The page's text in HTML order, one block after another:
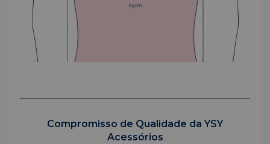
Compromisso de Qualidade da YSY
Acessórios